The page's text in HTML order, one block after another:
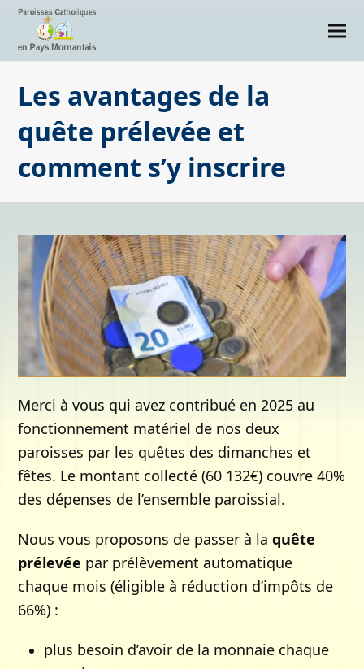
Les avantages de la
quête prélevée et
comment s’y inscrire
Merci à vous qui avez contribué en 2025 au
fonctionnement matériel de nos deux
paroisses par les quêtes des dimanches et
fêtes. Le montant collecté (60 132€) couvre 40%
des dépenses de l’ensemble paroissial.
Nous vous proposons de passer à laquête
prélevée par prélèvement automatique
chaque mois (éligible à réduction d’impôts de
66%) :
plus besoin d’avoir de la monnaie chaque